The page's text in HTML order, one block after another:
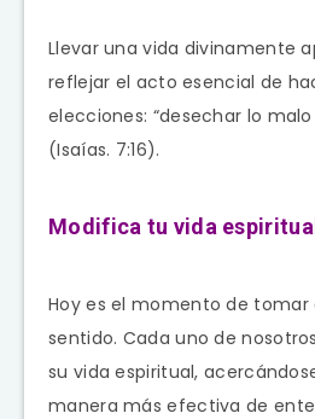
Llevar una vida divinamente
reflejar el acto esencial de
elecciones: “desechar lo
(Isaías. 7:16).
Modifica tu vida
Hoy es el momento de tomar
sentido. Cada uno de
su vida espiritual,
manera más efectiva de